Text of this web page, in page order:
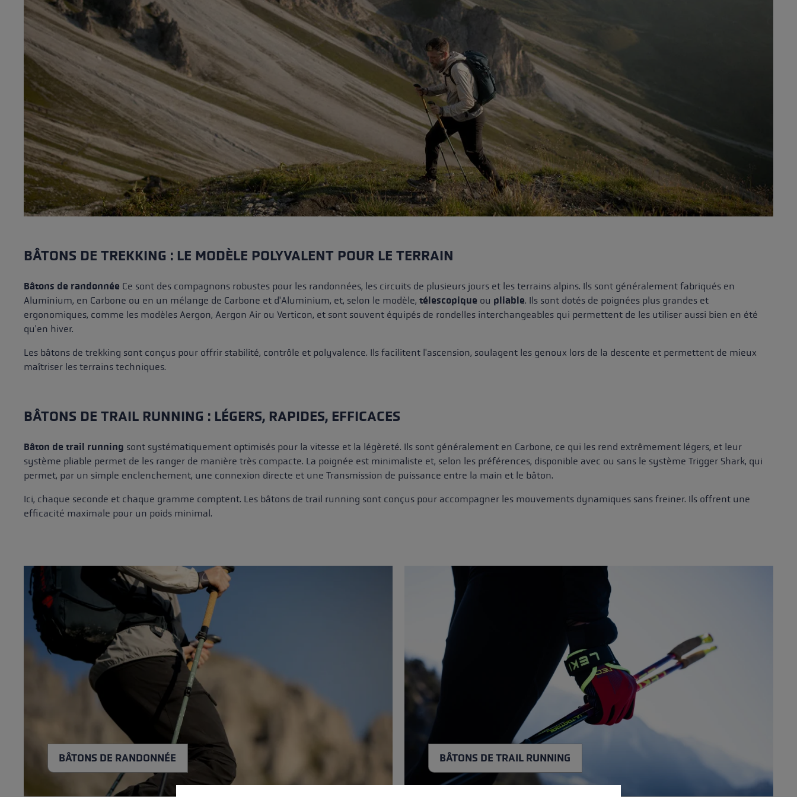
Gants extra chauds
pour les débutants
Trouvez votre taille de gants
En savoir plus →
BÂTONS DE TREKKING : LE MODÈLE POLYVALENT POUR LE TERRAIN
Bâtons de randonnée Ce sont des compagnons robustes pour les randonnées, les circuits de plusieurs jours et les terrains alpins. Ils sont généralement fabriqués en
Aluminium, en Carbone ou en un mélange de Carbone et d'Aluminium, et, selon le modèle, télescopique ou pliable. Ils sont dotés de poignées plus grandes et
ergonomiques, comme les modèles Aergon, Aergon Air ou Verticon, et sont souvent équipés de rondelles interchangeables qui permettent de les utiliser aussi bien en été
qu'en hiver.
Les bâtons de trekking sont conçus pour offrir stabilité, contrôle et polyvalence. Ils facilitent l'ascension, soulagent les genoux lors de la descente et permettent de mieux
maîtriser les terrains techniques.
BÂTONS DE TRAIL RUNNING : LÉGERS, RAPIDES, EFFICACES
Bâton de trail running sont systématiquement optimisés pour la vitesse et la légèreté. Ils sont généralement en Carbone, ce qui les rend extrêmement légers, et leur
système pliable permet de les ranger de manière très compacte. La poignée est minimaliste et, selon les préférences, disponible avec ou sans le système Trigger Shark, qui
permet, par un simple enclenchement, une connexion directe et une Transmission de puissance entre la main et le bâton.
Ici, chaque seconde et chaque gramme comptent. Les bâtons de trail running sont conçus pour accompagner les mouvements dynamiques sans freiner. Ils offrent une
efficacité maximale pour un poids minimal.
BÂTONS DE RANDONNÉE BÂTONS DE TRAIL RUNNING